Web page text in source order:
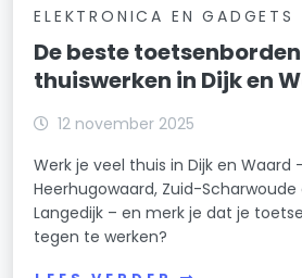
ELEKTRONICA EN GADGETS
De beste
thuiswerken in Dijk en
12 november 2025
Werk je veel thuis in Dijk en Waard
Heerhugowaard, Zuid-Scharwoude
Langedijk – en merk je dat je
tegen te werken?